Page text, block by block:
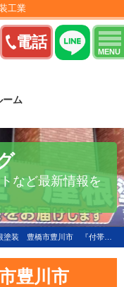
電話
MENU
工業
ム
など最新情報を
橋市豊川市 『付帯部の役割とメンテナンス 軒天』
豊川市